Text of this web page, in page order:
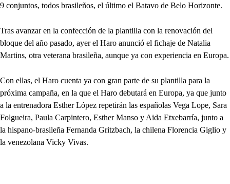
9 conjuntos, todos brasileños, el último el Batavo de Belo Horizonte.
Tras avanzar en la confección de la plantilla con la renovación del
bloque del año pasado, ayer el Haro anunció el fichaje de Natalia
Martins, otra veterana brasileña, aunque ya con experiencia en Europa.
Con ellas, el Haro cuenta ya con gran parte de su plantilla para la
próxima campaña, en la que el Haro debutará en Europa, ya que junto
a la entrenadora Esther López repetirán las españolas Vega Lope, Sara
Folgueira, Paula Carpintero, Esther Manso y Aida Etxebarría, junto a
la hispano-brasileña Fernanda Gritzbach, la chilena Florencia Giglio y
la venezolana Vicky Vivas.